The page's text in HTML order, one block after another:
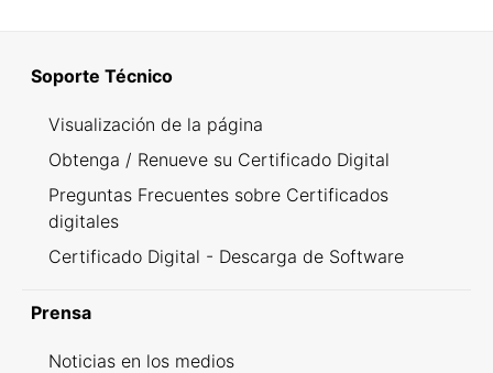
Soporte Técnico
Visualización de la página
Obtenga / Renueve su Certificado Digital
Preguntas Frecuentes sobre Certificados
digitales
Certificado Digital - Descarga de Software
Prensa
Noticias en los medios